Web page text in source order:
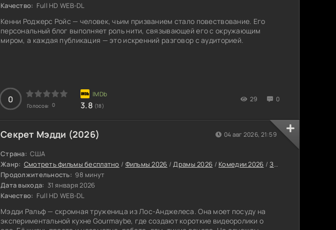
Качество: Full HD WEB-DL
Кенни Роджерс Ройс — человек, чьим призванием стало повествование. Его
персональный блог выполняет роль нити, связывающей его с окружающим
миром, а каждая публикация — это искренний разговор с аудиторией.
0
Голосов: 0 3.8 (18)
29 0
Секрет Мэдди (2026)
Страна: США
Жанр: Смотреть фильмы бесплатно / Фильмы 2026 /Драмы 2026 / Комедии 2026 /Зарубежные фильмы 2026
Продолжительность: 98 минут
Дата выхода: 31 января 2026
Качество: Full HD WEB-DL
Мэдди Ральф — скромная труженица из Лос-Анджелеса. Она моет посуду на
экспериментальной кухне Gourmaybe, где создают короткие видеоролики о
04 авг 2026, 21:59